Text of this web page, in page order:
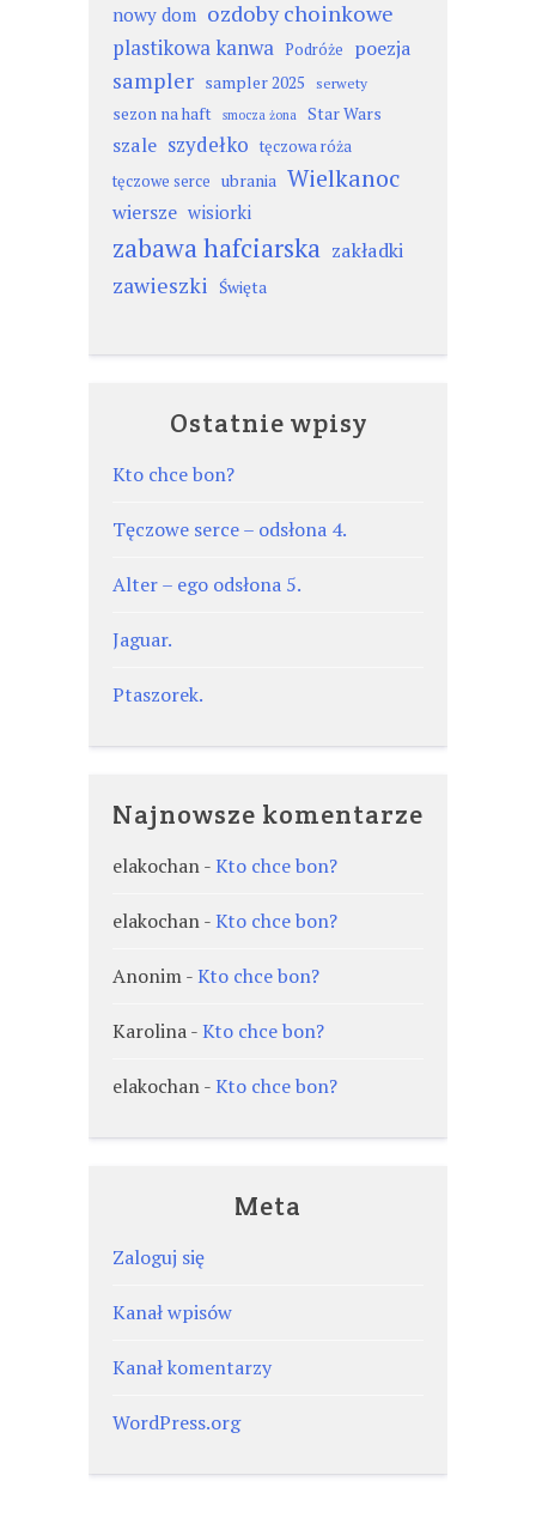
nowy dom ozdoby choinkowe
plastikowa kanwa Podróże poezja
sampler sampler 2025 serwety
sezon na haft smocza żona Star Wars
szale szydełko tęczowa róża
tęczowe serce ubrania Wielkanoc
wiersze wisiorki
zabawa hafciarska zakładki
zawieszki Święta
Ostatnie wpisy
Kto chce bon?
Tęczowe serce – odsłona 4.
Alter – ego odsłona 5.
Jaguar.
Ptaszorek.
Najnowsze komentarze
elakochan-Kto chce bon?
elakochan-Kto chce bon?
Anonim-Kto chce bon?
Karolina-Kto chce bon?
elakochan-Kto chce bon?
Meta
Zaloguj się
Kanał wpisów
Kanał komentarzy
WordPress.org